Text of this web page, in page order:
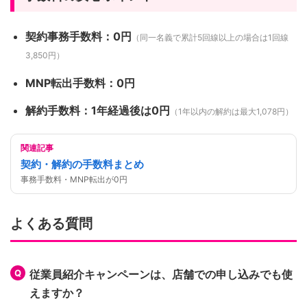
契約事務手数料：0円
（同一名義で累計5回線以上の場合は1回線
3,850円）
MNP転出手数料：0円
解約手数料：1年経過後は0円
（1年以内の解約は最大1,078円）
関連記事
契約・解約の手数料まとめ
事務手数料・MNP転出が0円
よくある質問
従業員紹介キャンペーンは、店舗での申し込みでも使
えますか？